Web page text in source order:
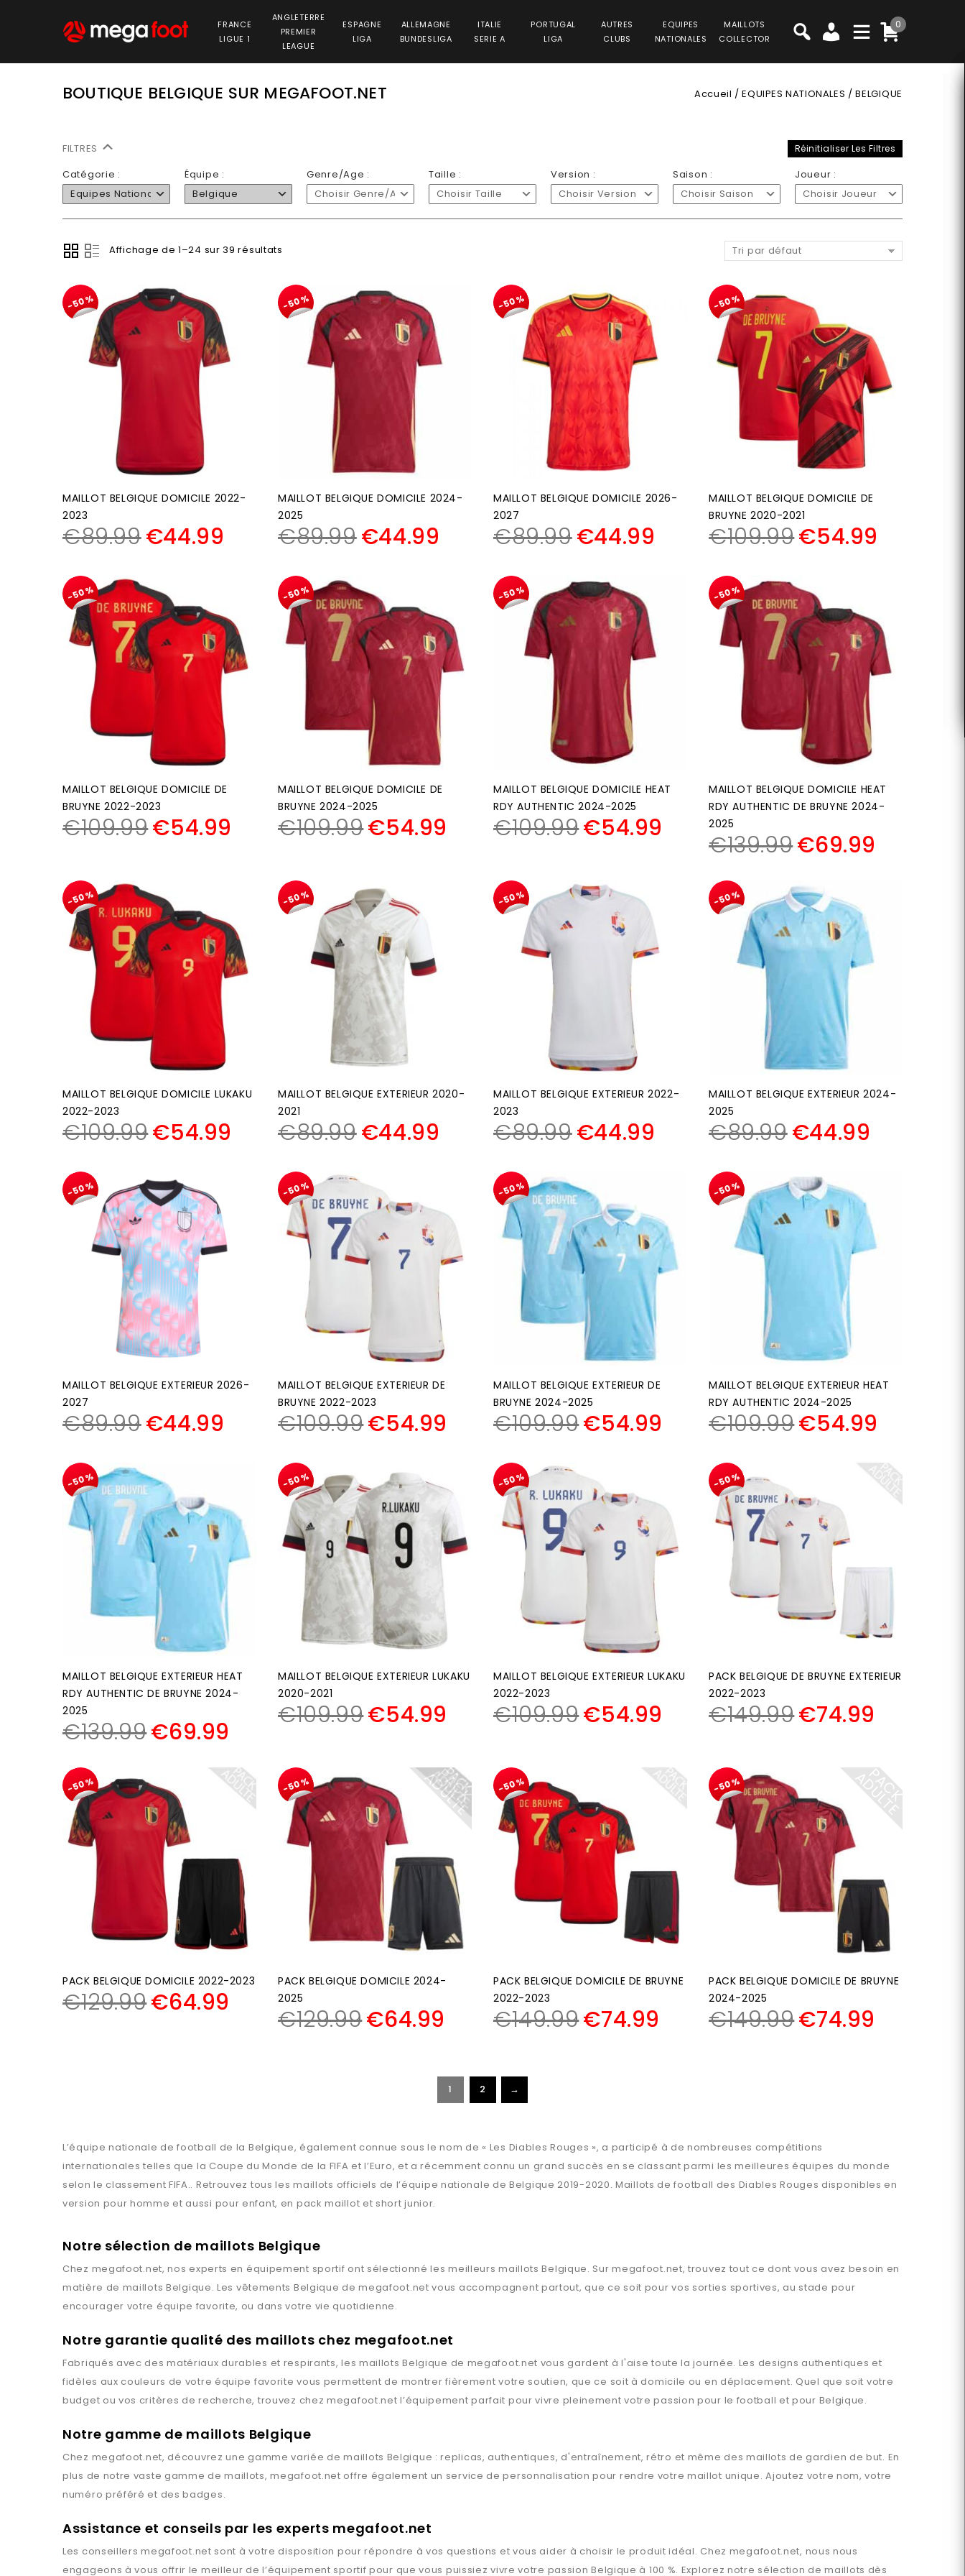
FRANCE
LIGUE 1
ANGLETERRE
PREMIER
LEAGUE
ESPAGNE
LIGA
ALLEMAGNE
BUNDESLIGA
ITALIE
SERIE A
PORTUGAL
LIGA
AUTRES
CLUBS
EQUIPES
NATIONALES
MAILLOTS
COLLECTOR
0
BOUTIQUE BELGIQUE SUR MEGAFOOT.NET Accueil /EQUIPES NATIONALES /BELGIQUE
FILTRES Réinitialiser Les Filtres
Catégorie :
Equipes Nationales
Équipe :
Belgique
Genre/Age :
Choisir Genre/Age
Taille :
Choisir Taille
Version :
Choisir Version
Saison :
Choisir Saison
Joueur :
Choisir Joueur
Affichage de 1–24 sur 39 résultats Tri par défaut
-50%
MAILLOT BELGIQUE DOMICILE 2022-
2023
€89.99€44.99
-50%
MAILLOT BELGIQUE DOMICILE 2024-
2025
€89.99€44.99
-50%
MAILLOT BELGIQUE DOMICILE 2026-
2027
€89.99€44.99
-50%
MAILLOT BELGIQUE DOMICILE DE
BRUYNE 2020-2021
€109.99€54.99
-50%
MAILLOT BELGIQUE DOMICILE DE
BRUYNE 2022-2023
€109.99€54.99
-50%
MAILLOT BELGIQUE DOMICILE DE
BRUYNE 2024-2025
€109.99€54.99
-50%
MAILLOT BELGIQUE DOMICILE HEAT
RDY AUTHENTIC 2024-2025
€109.99€54.99
-50%
MAILLOT BELGIQUE DOMICILE HEAT
RDY AUTHENTIC DE BRUYNE 2024-
2025
€139.99€69.99
-50%
MAILLOT BELGIQUE DOMICILE LUKAKU
2022-2023
€109.99€54.99
-50%
MAILLOT BELGIQUE EXTERIEUR 2020-
2021
€89.99€44.99
-50%
MAILLOT BELGIQUE EXTERIEUR 2022-
2023
€89.99€44.99
-50%
MAILLOT BELGIQUE EXTERIEUR 2024-
2025
€89.99€44.99
-50%
MAILLOT BELGIQUE EXTERIEUR 2026-
2027
€89.99€44.99
-50%
MAILLOT BELGIQUE EXTERIEUR DE
BRUYNE 2022-2023
€109.99€54.99
-50%
MAILLOT BELGIQUE EXTERIEUR DE
BRUYNE 2024-2025
€109.99€54.99
-50%
MAILLOT BELGIQUE EXTERIEUR HEAT
RDY AUTHENTIC 2024-2025
€109.99€54.99
-50%
MAILLOT BELGIQUE EXTERIEUR HEAT
RDY AUTHENTIC DE BRUYNE 2024-
2025
€139.99€69.99
-50%
MAILLOT BELGIQUE EXTERIEUR LUKAKU
2020-2021
€109.99€54.99
-50%
MAILLOT BELGIQUE EXTERIEUR LUKAKU
2022-2023
€109.99€54.99
-50%
PACK BELGIQUE DE BRUYNE EXTERIEUR
2022-2023
€149.99€74.99
-50%
PACK BELGIQUE DOMICILE 2022-2023
€129.99€64.99
-50% P
A
C
K
A
D
U
L
T
E
PACK BELGIQUE DOMICILE 2024-
2025
€129.99€64.99
-50%
PACK BELGIQUE DOMICILE DE BRUYNE
2022-2023
€149.99€74.99
-50% P
A
C
K
A
D
U
L
T
E
PACK BELGIQUE DOMICILE DE BRUYNE
2024-2025
€149.99€74.99
1 2 →
L’équipe nationale de football de la Belgique, également connue sous le nom de « Les Diables Rouges », a participé à de nombreuses compétitions
internationales telles que la Coupe du Monde de la FIFA et l’Euro, et a récemment connu un grand succès en se classant parmi les meilleures équipes du monde
selon le classement FIFA.. Retrouvez tous les maillots officiels de l’équipe nationale de Belgique 2019-2020. Maillots de football des Diables Rouges disponibles en
version pour homme et aussi pour enfant, en pack maillot et short junior.
Notre sélection de maillots Belgique
Chez megafoot.net, nos experts en équipement sportif ont sélectionné les meilleurs maillotsBelgique. Surmegafoot.net, trouvez tout ce dont vous avez besoin en
matière de maillots Belgique. Les vêtements Belgique demegafoot.net vous accompagnent partout, que ce soit pour vos sorties sportives, au stade pour
encourager votre équipe favorite, ou dans votre vie quotidienne.
Notre garantie qualité des maillots chez megafoot.net
Fabriqués avec des matériaux durables et respirants, les maillotsBelgique de megafoot.net vous gardent à l'aise toute la journée. Les designs authentiques et
fidèles aux couleurs de votre équipe favorite vous permettent de montrer fièrement votre soutien, que ce soit à domicile ou en déplacement. Quel que soit votre
budget ou vos critères de recherche, trouvez chezmegafoot.net l’équipement parfait pour vivre pleinement votre passion pour le football et pour Belgique.
Notre gamme de maillots Belgique
Chez megafoot.net, découvrez une gamme variée de maillots Belgique : replicas, authentiques, d'entraînement, rétro et même des maillots de gardien de but. En
plus de notre vaste gamme de maillots,megafoot.net offre également un service de personnalisation pour rendre votre maillot unique. Ajoutez votre nom, votre
numéro préféré et des badges.
Assistance et conseils par les experts megafoot.net
Les conseillersmegafoot.net sont à votre disposition pour répondre à vos questions et vous aider à choisir le produit idéal. Chez megafoot.net, nous nous
engageons à vous offrir le meilleur de l’équipement sportif pour que vous puissiez vivre votre passionBelgique à 100 %. Explorez notre sélection de maillots dès